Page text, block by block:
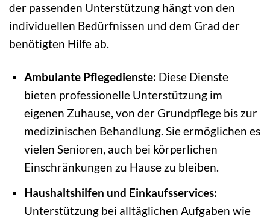
der passenden Unterstützung hängt von den
individuellen Bedürfnissen und dem Grad der
benötigten Hilfe ab.
Ambulante Pflegedienste: Diese Dienste
bieten professionelle Unterstützung im
eigenen Zuhause, von der Grundpflege bis zur
medizinischen Behandlung. Sie ermöglichen es
vielen Senioren, auch bei körperlichen
Einschränkungen zu Hause zu bleiben.
Haushaltshilfen und Einkaufsservices:
Unterstützung bei alltäglichen Aufgaben wie